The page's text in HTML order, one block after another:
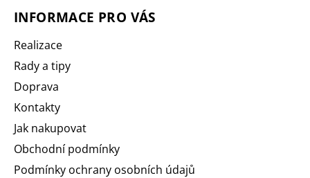
INFORMACE PRO VÁS
Realizace
Rady a tipy
Doprava
Kontakty
Jak nakupovat
Obchodní podmínky
Podmínky ochrany osobních údajů